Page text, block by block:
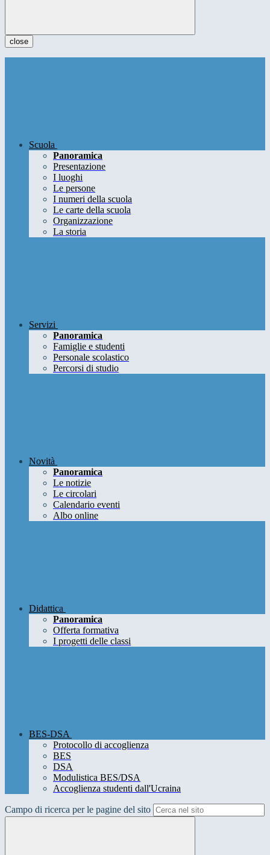
close
Scuola
Panoramica
Presentazione
I luoghi
Le persone
I numeri della scuola
Le carte della scuola
Organizzazione
La storia
Servizi
Panoramica
Famiglie e studenti
Personale scolastico
Percorsi di studio
Novità
Panoramica
Le notizie
Le circolari
Calendario eventi
Albo online
Didattica
Panoramica
Offerta formativa
I progetti delle classi
BES-DSA
Protocollo di accoglienza
BES
DSA
Modulistica BES/DSA
Accoglienza studenti dall'Ucraina
Campo di ricerca per le pagine del sito